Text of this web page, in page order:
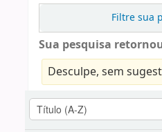
Filtre sua
Sua pesquisa
Desculpe, sem